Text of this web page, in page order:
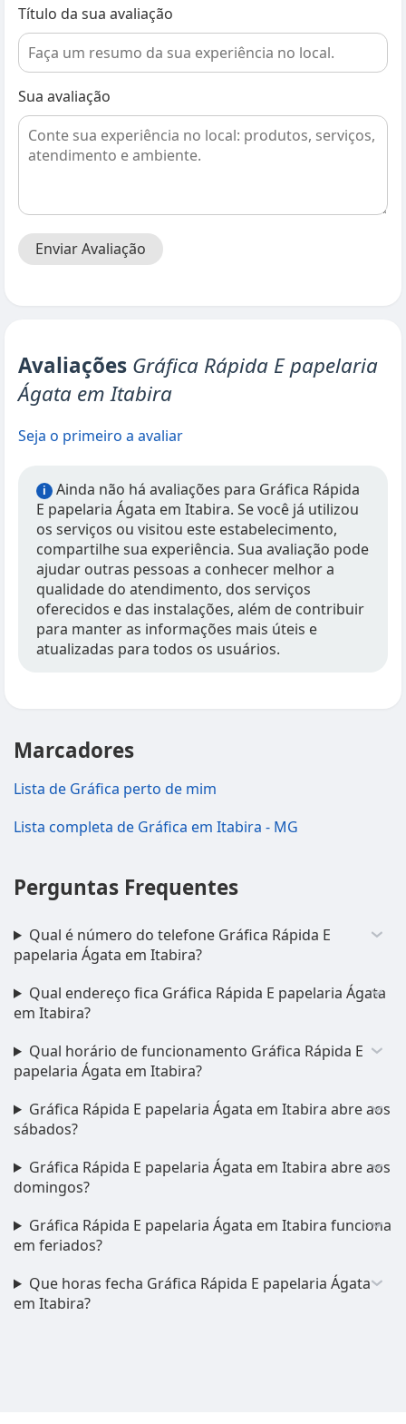
Título da sua avaliação
Sua avaliação
Enviar Avaliação
Avaliações Gráfica Rápida E papelaria
Ágata em Itabira
Seja o primeiro a avaliar
i
Ainda não há avaliações para Gráfica Rápida
E papelaria Ágata em Itabira. Se você já utilizou
os serviços ou visitou este estabelecimento,
compartilhe sua experiência. Sua avaliação pode
ajudar outras pessoas a conhecer melhor a
qualidade do atendimento, dos serviços
oferecidos e das instalações, além de contribuir
para manter as informações mais úteis e
atualizadas para todos os usuários.
Marcadores
Lista de Gráfica perto de mim
Lista completa de Gráfica em Itabira - MG
Perguntas Frequentes
Qual é número do telefone Gráfica Rápida E
papelaria Ágata em Itabira?
Qual endereço fica Gráfica Rápida E papelaria Ágata
em Itabira?
Qual horário de funcionamento Gráfica Rápida E
papelaria Ágata em Itabira?
Gráfica Rápida E papelaria Ágata em Itabira abre aos
sábados?
Gráfica Rápida E papelaria Ágata em Itabira abre aos
domingos?
Gráfica Rápida E papelaria Ágata em Itabira funciona
em feriados?
Que horas fecha Gráfica Rápida E papelaria Ágata
em Itabira?